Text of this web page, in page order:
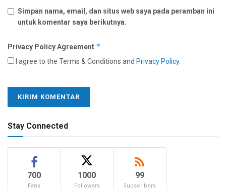
Simpan nama, email, dan situs web saya pada peramban ini
untuk komentar saya berikutnya.
Privacy Policy Agreement *
I agree to the Terms & Conditions and Privacy Policy.
Stay Connected
700
Fans
1000
Followers
99
Subscribers